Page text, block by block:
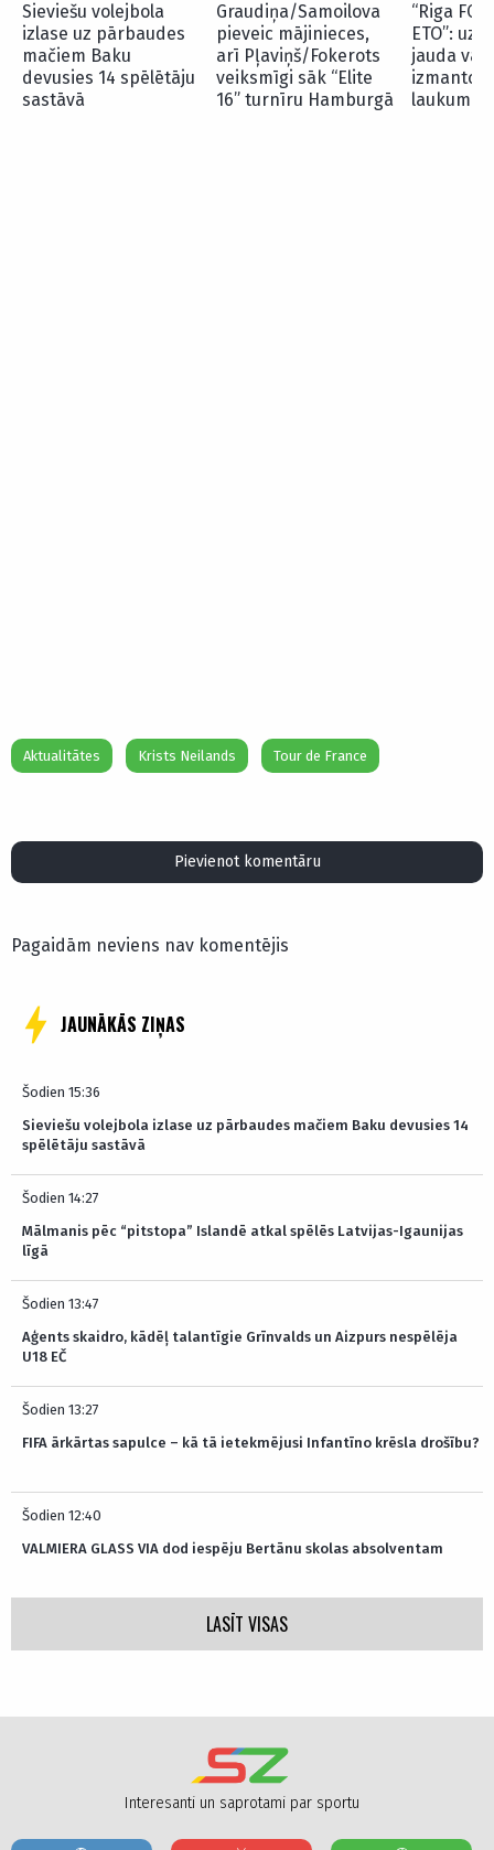
Sieviešu volejbola
izlase uz pārbaudes
mačiem Baku
devusies 14 spēlētāju
sastāvā
Graudiņa/Samoilova
pieveic mājinieces,
arī Pļaviņš/Fokerots
veiksmīgi sāk “Elite
16” turnīru Hamburgā
“Riga
ETO”:
jauda var
izmantot
laukuma
Aktualitātes Krists Neilands Tour de France
Pievienot komentāru
Pagaidām neviens nav komentējis
JAUNĀKĀS ZIŅAS
Šodien 15:36
Sieviešu volejbola izlase uz pārbaudes mačiem Baku devusies 14
spēlētāju sastāvā
Šodien 14:27
Mālmanis pēc “pitstopa” Islandē atkal spēlēs Latvijas-Igaunijas
līgā
Šodien 13:47
Aģents skaidro, kādēļ talantīgie Grīnvalds un Aizpurs nespēlēja
U18 EČ
Šodien 13:27
FIFA ārkārtas sapulce – kā tā ietekmējusi Infantīno krēsla drošību?
Šodien 12:40
VALMIERA GLASS VIA dod iespēju Bertānu skolas absolventam
LASĪT VISAS
Interesanti un saprotami par sportu